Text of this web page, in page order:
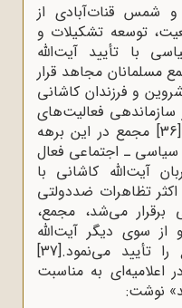
و شمس قنات‌آبادی از
توسعه تشکیلات و
با تأیید آیت‌الله
مسلمانان مجاهد قرار
و فرزندان کاشانی
فعالیت‌های
[36]
مجمع در این برهه
ـ اجتماعی فعال
آیت‌الله کاشانی با
تظاهرات ضددولتی
برقرار می‌شد، مجمع،
سوی دیگر آیت‌الله
تأیید می‌نمود.[37]
آیت‌الله کاشانی در سال 1329 در اعلامیه‌ای به مناسبت
نوشت: